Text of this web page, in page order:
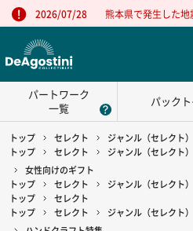
2026/07/28 熊本県で発生した地
パートワーク
一覧
パックト
トップ セレクト ジャンル（セレクト）
トップ
セレクト ジャンル（セレクト）
女性向けのギフト
トップ
セレクト ジャンル（セレクト）
トップ
セレクト
トップ
セレクト ジャンル（セレクト）